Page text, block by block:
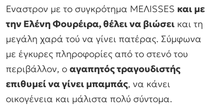
Εναστρον με το συγκρότημα ΜΕΛΙSSES και με
την Ελένη Φουρέιρα, θέλει να βιώσει και τη
μεγάλη χαρά τού να γίνει πατέρας. Σύμφωνα
με έγκυρες πληροφορίες από το στενό του
περιβάλλον, ο αγαπητός τραγουδιστής
επιθυμεί να γίνει μπαμπάς, να κάνει
οικογένεια και μάλιστα πολύ σύντομα.